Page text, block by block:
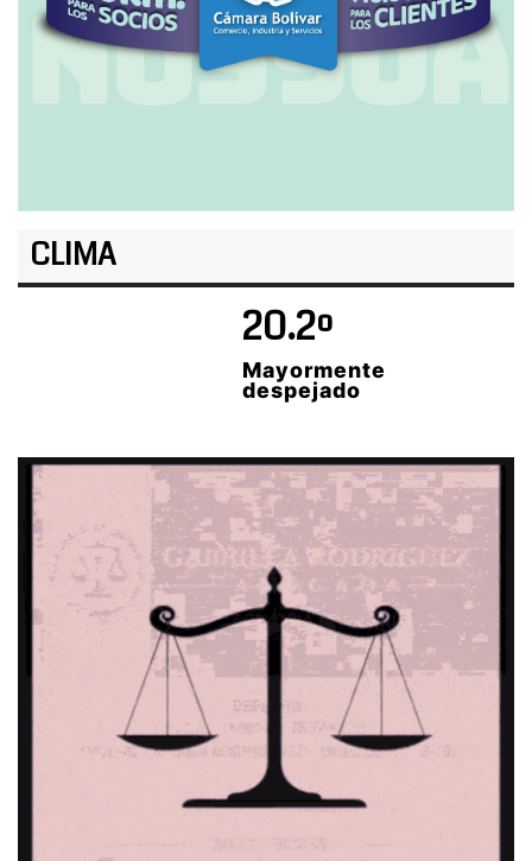
CLIMA
20.2º
Mayormente
despejado